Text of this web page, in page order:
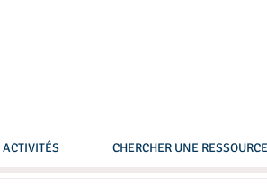
CHERCHER UNE RESSOURCE